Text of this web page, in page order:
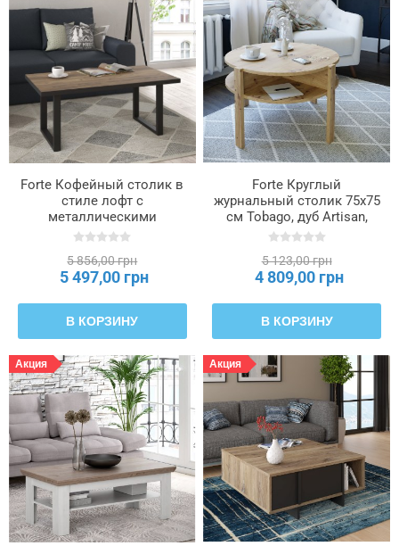
Forte Кофейный столик в
стиле лофт с
металлическими
чёрными ножками, 110x60
ель, OSTT503-M337
5 856,00 грн
5 497,00 грн
В КОРЗИНУ
Forte Круглый
журнальный столик 75x75
см Tobago, дуб Artisan,
CFTT5024-D78
5 123,00 грн
4 809,00 грн
В КОРЗИНУ
Акция Акция